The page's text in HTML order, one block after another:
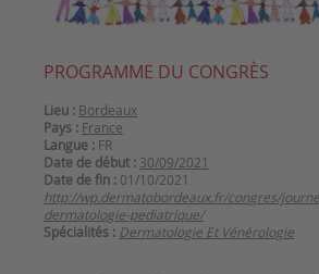
PROGRAMME DU CONGRÈS
Lieu : Bordeaux
Pays : France
Langue : FR
Date de début : 30/09/2021
Date de fin : 01/10/2021
http://wp.dermatobordeaux.fr/congres/
dermatologie-pediatrique/
Spécialités : Dermatologie Et Vénérologie